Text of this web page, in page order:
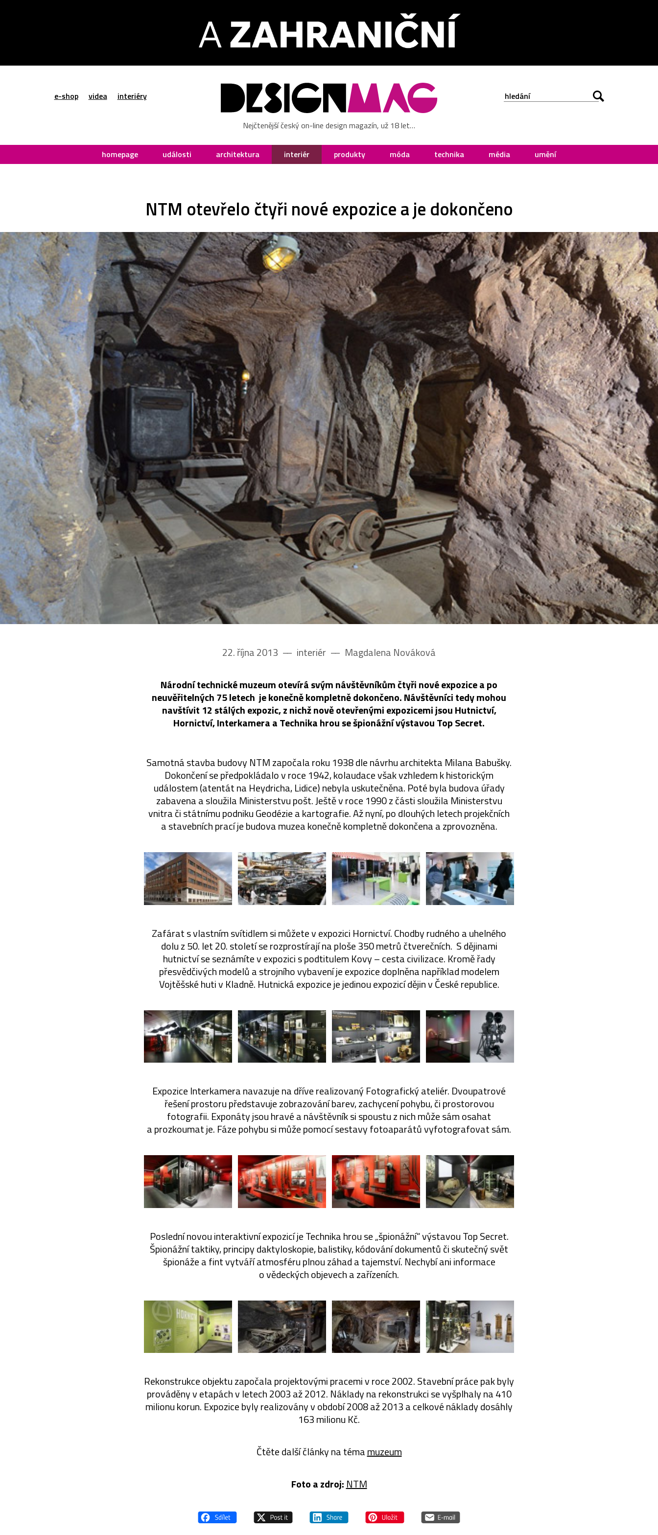
e-shop videa interiéry
Nejčtenější český on-line design magazín, už 18 let…
homepage události architektura interiér produkty móda technika média umění
NTM otevřelo čtyři nové expozice a je dokončeno
22. října 2013 –– interiér –– Magdalena Nováková
Národní technické muzeum otevírá svým návštěvníkům čtyři nové expozice a po
neuvěřitelných 75 letech je konečně kompletně dokončeno. Návštěvníci tedy mohou
navštívit 12 stálých expozic, z nichž nově otevřenými expozicemi jsou Hutnictví,
Hornictví, Interkamera a Technika hrou se špionážní výstavou Top Secret.
Samotná stavba budovy NTM započala roku 1938 dle návrhu architekta Milana Babušky.
Dokončení se předpokládalo v roce 1942, kolaudace však vzhledem k historickým
událostem (atentát na Heydricha, Lidice) nebyla uskutečněna. Poté byla budova úřady
zabavena a sloužila Ministerstvu pošt. Ještě v roce 1990 z části sloužila Ministerstvu
vnitra či státnímu podniku Geodézie a kartografie. Až nyní, po dlouhých letech projekčních
a stavebních prací je budova muzea konečně kompletně dokončena a zprovozněna.
Zafárat s vlastním svítidlem si můžete v expozici Hornictví. Chodby rudného a uhelného
dolu z 50. let 20. století se rozprostírají na ploše 350 metrů čtverečních. S dějinami
hutnictví se seznámíte v expozici s podtitulem Kovy – cesta civilizace. Kromě řady
přesvědčivých modelů a strojního vybavení je expozice doplněna například modelem
Vojtěšské huti v Kladně. Hutnická expozice je jedinou expozicí dějin v České republice.
Expozice Interkamera navazuje na dříve realizovaný Fotografický ateliér. Dvoupatrové
řešení prostoru představuje zobrazování barev, zachycení pohybu, či prostorovou
fotografii. Exponáty jsou hravé a návštěvník si spoustu z nich může sám osahat
a prozkoumat je. Fáze pohybu si může pomocí sestavy fotoaparátů vyfotografovat sám.
Poslední novou interaktivní expozicí je Technika hrou se „špionážní“ výstavou Top Secret.
Špionážní taktiky, principy daktyloskopie, balistiky, kódování dokumentů či skutečný svět
špionáže a fint vytváří atmosféru plnou záhad a tajemství. Nechybí ani informace
o vědeckých objevech a zařízeních.
Rekonstrukce objektu započala projektovými pracemi v roce 2002. Stavební práce pak byly
prováděny v etapách v letech 2003 až 2012. Náklady na rekonstrukci se vyšplhaly na 410
milionu korun. Expozice byly realizovány v období 2008 až 2013 a celkové náklady dosáhly
163 milionu Kč.
Čtěte další články na témamuzeum
Foto a zdroj: NTM